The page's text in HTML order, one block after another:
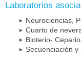
Laboratorios
Neurociencias,
Cuarto de
Bioterio-
Secuenciación